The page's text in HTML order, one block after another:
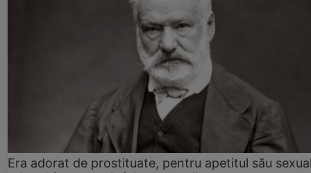
Era adorat de prostituate, pentru apetitul său